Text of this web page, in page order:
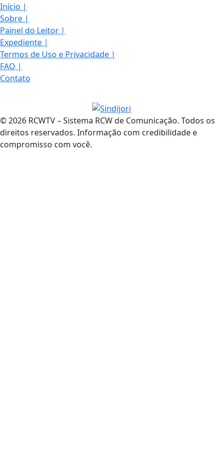
Início |
Sobre |
Painel do Leitor |
Expediente |
Termos de Uso e Privacidade |
FAQ |
Contato
© 2026 RCWTV – Sistema RCW de Comunicação. Todos os
direitos reservados. Informação com credibilidade e
compromisso com você.